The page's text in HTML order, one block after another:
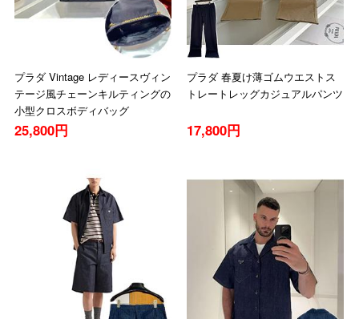
プラダ Vintage レディースヴィン
テージ風チェーンキルティングの
小型クロスボディバッグ
25,800円
プラダ 春夏け薄ゴムウエストス
トレートレッグカジュアルパンツ
17,800円